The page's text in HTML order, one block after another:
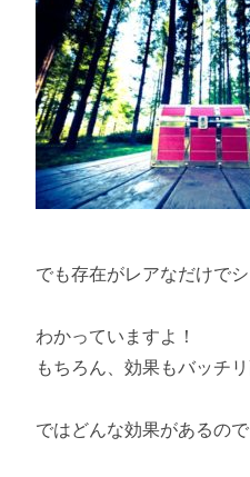
でも存在がレアなだけで
わかっていますよ！
もちろん、効果もバッチ
ではどんな効果があるの